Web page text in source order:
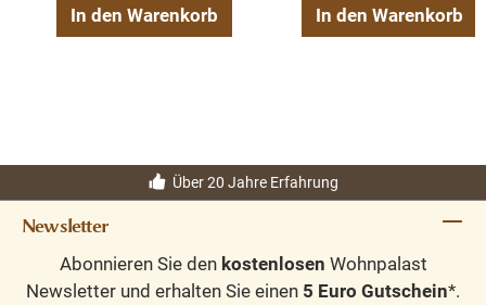
In den Warenkorb In den Warenkorb
Über 20 Jahre Erfahrung
Newsletter
Abonnieren Sie den kostenlosen Wohnpalast
Newsletter und erhalten Sie einen 5 Euro Gutschein*.